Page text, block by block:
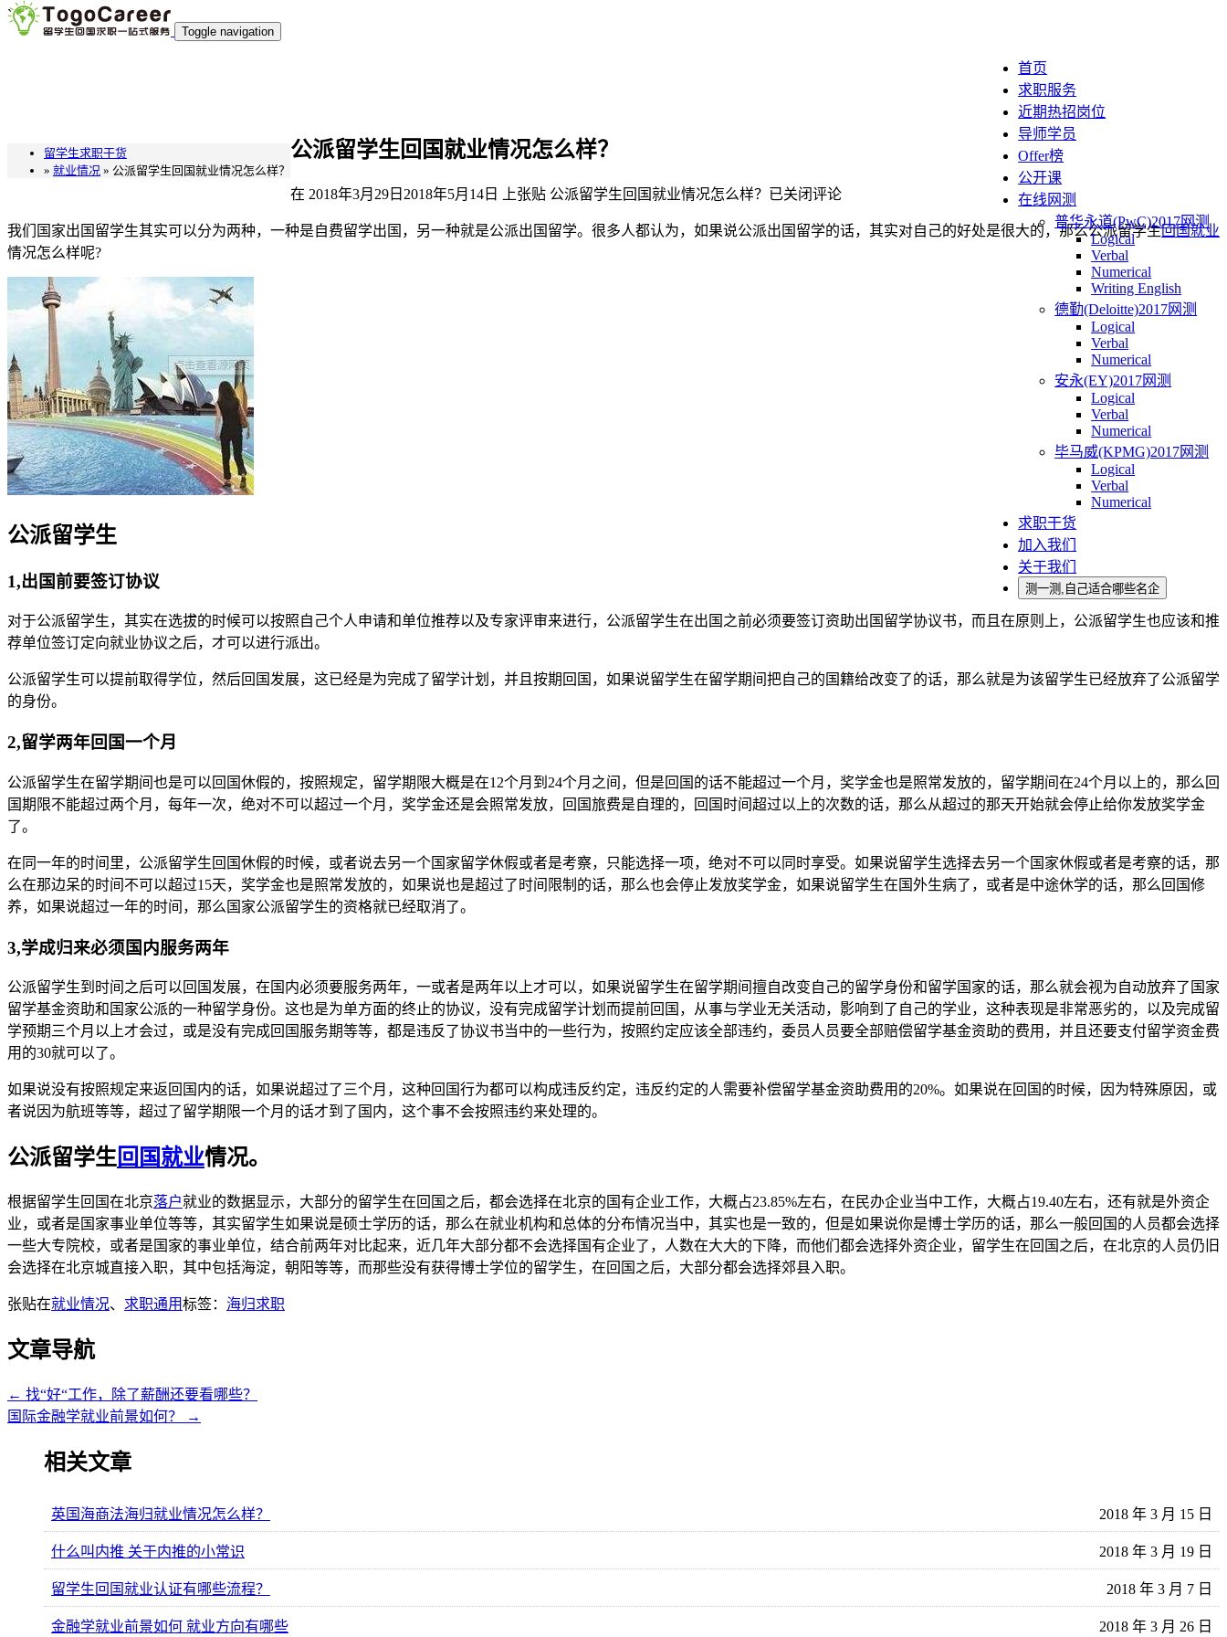
`
Toggle navigation
首页
求职服务
近期热招岗位
导师学员
Offer榜
公开课
在线网测
普华永道(PwC)2017网测
Logical
Verbal
Numerical
Writing English
德勤(Deloitte)2017网测
Logical
Verbal
Numerical
安永(EY)2017网测
Logical
Verbal
Numerical
毕马威(KPMG)2017网测
Logical
Verbal
Numerical
求职干货
加入我们
关于我们
测一测,自己适合哪些名企
留学生求职干货
» 就业情况 » 公派留学生回国就业情况怎么样？
公派留学生回国就业情况怎么样？
在 2018年3月29日 2018年5月14日 上张贴 公派留学生回国就业情况怎么样？ 已关闭评论
我们国家出国留学生其实可以分为两种，一种是自费留学出国，另一种就是公派出国留学。很多人都认为，如果说公派出国留学的话，其实对自己的好处是很大的，那么公派留学生回国就业
情况怎么样呢?
公派留学生
1,出国前要签订协议
对于公派留学生，其实在选拔的时候可以按照自己个人申请和单位推荐以及专家评审来进行，公派留学生在出国之前必须要签订资助出国留学协议书，而且在原则上，公派留学生也应该和推
荐单位签订定向就业协议之后，才可以进行派出。
公派留学生可以提前取得学位，然后回国发展，这已经是为完成了留学计划，并且按期回国，如果说留学生在留学期间把自己的国籍给改变了的话，那么就是为该留学生已经放弃了公派留学
的身份。
2,留学两年回国一个月
公派留学生在留学期间也是可以回国休假的，按照规定，留学期限大概是在12个月到24个月之间，但是回国的话不能超过一个月，奖学金也是照常发放的，留学期间在24个月以上的，那么回
国期限不能超过两个月，每年一次，绝对不可以超过一个月，奖学金还是会照常发放，回国旅费是自理的，回国时间超过以上的次数的话，那么从超过的那天开始就会停止给你发放奖学金
了。
在同一年的时间里，公派留学生回国休假的时候，或者说去另一个国家留学休假或者是考察，只能选择一项，绝对不可以同时享受。如果说留学生选择去另一个国家休假或者是考察的话，那
么在那边呆的时间不可以超过15天，奖学金也是照常发放的，如果说也是超过了时间限制的话，那么也会停止发放奖学金，如果说留学生在国外生病了，或者是中途休学的话，那么回国修
养，如果说超过一年的时间，那么国家公派留学生的资格就已经取消了。
3,学成归来必须国内服务两年
公派留学生到时间之后可以回国发展，在国内必须要服务两年，一或者是两年以上才可以，如果说留学生在留学期间擅自改变自己的留学身份和留学国家的话，那么就会视为自动放弃了国家
留学基金资助和国家公派的一种留学身份。这也是为单方面的终止的协议，没有完成留学计划而提前回国，从事与学业无关活动，影响到了自己的学业，这种表现是非常恶劣的，以及完成留
学预期三个月以上才会过，或是没有完成回国服务期等等，都是违反了协议书当中的一些行为，按照约定应该全部违约，委员人员要全部赔偿留学基金资助的费用，并且还要支付留学资金费
用的30就可以了。
如果说没有按照规定来返回国内的话，如果说超过了三个月，这种回国行为都可以构成违反约定，违反约定的人需要补偿留学基金资助费用的20%。如果说在回国的时候，因为特殊原因，或
者说因为航班等等，超过了留学期限一个月的话才到了国内，这个事不会按照违约来处理的。
公派留学生回国就业情况。
根据留学生回国在北京落户就业的数据显示，大部分的留学生在回国之后，都会选择在北京的国有企业工作，大概占23.85%左右，在民办企业当中工作，大概占19.40左右，还有就是外资企
业，或者是国家事业单位等等，其实留学生如果说是硕士学历的话，那么在就业机构和总体的分布情况当中，其实也是一致的，但是如果说你是博士学历的话，那么一般回国的人员都会选择
一些大专院校，或者是国家的事业单位，结合前两年对比起来，近几年大部分都不会选择国有企业了，人数在大大的下降，而他们都会选择外资企业，留学生在回国之后，在北京的人员仍旧
会选择在北京城直接入职，其中包括海淀，朝阳等等，而那些没有获得博士学位的留学生，在回国之后，大部分都会选择郊县入职。
张贴在就业情况、 求职通用标签： 海归求职
文章导航
← 找“好“工作，除了薪酬还要看哪些？
国际金融学就业前景如何？
→
相关文章
英国海商法海归就业情况怎么样？ 2018 年 3 月 15 日
什么叫内推 关于内推的小常识 2018 年 3 月 19 日
留学生回国就业认证有哪些流程？ 2018 年 3 月 7 日
金融学就业前景如何 就业方向有哪些 2018 年 3 月 26 日